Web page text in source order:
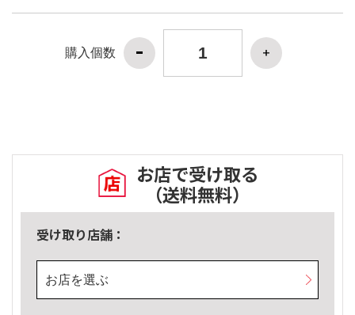
購入個数
お店で受け取る
（送料無料）
受け取り店舗：
お店を選ぶ